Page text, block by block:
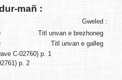
mañ :
Gweled :
Titl unvan e brezhoneg
Titl unvan e galleg
C-02760) p. 1
p. 2